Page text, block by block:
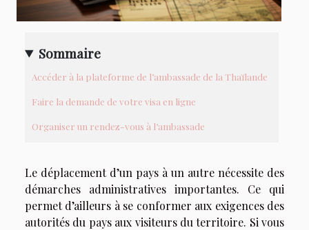
Sommaire
Accéder à la plateforme de l’ambassade de la Thaïlande
Faire la demande de votre visa en ligne
Organiser un rendez-vous à l’ambassade
Le déplacement d’un pays à un autre nécessite des
démarches administratives importantes. Ce qui
permet d’ailleurs à se conformer aux exigences des
autorités du pays aux visiteurs du territoire. Si vous